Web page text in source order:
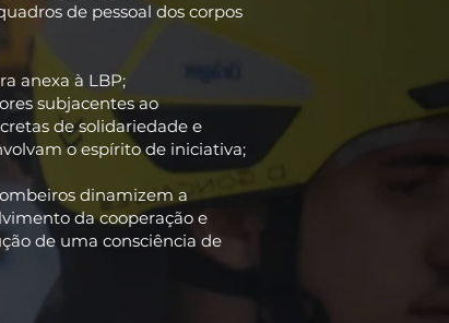
de pessoal dos corpos
anexa à LBP;
subjacentes ao
de solidariedade e
o espírito de iniciativa;
dinamizem a
da cooperação e
de uma consciência de